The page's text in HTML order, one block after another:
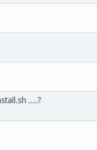
....?